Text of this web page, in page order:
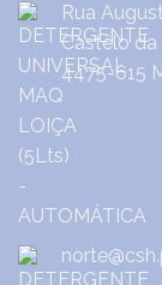
Rua
Castêlo da
4475-615